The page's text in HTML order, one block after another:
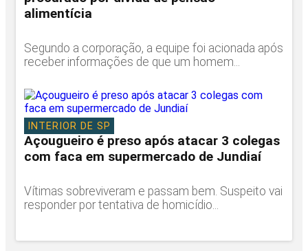
alimentícia
Segundo a corporação, a equipe foi acionada após
receber informações de que um homem...
INTERIOR DE SP
Açougueiro é preso após atacar 3 colegas
com faca em supermercado de Jundiaí
Vítimas sobreviveram e passam bem. Suspeito vai
responder por tentativa de homicídio...